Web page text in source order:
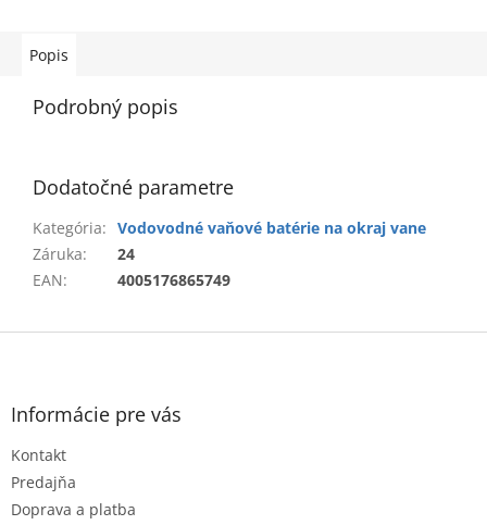
Popis
Podrobný popis
Dodatočné parametre
Kategória: Vodovodné vaňové batérie na okraj vane
Záruka:
24
EAN: 4005176865749
Z
Informácie pre vás
Kontakt
Predajňa
Doprava a platba